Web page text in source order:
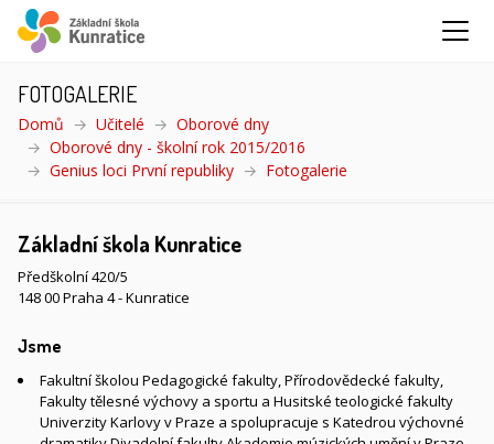
FOTOGALERIE
Domů Učitelé
Oborové dny
Oborové dny - školní rok 2015/2016
Genius loci První republiky
Fotogalerie
Základní škola Kunratice
Předškolní 420/5
148 00 Praha 4 - Kunratice
Jsme
Fakultní školou Pedagogické fakulty, Přírodovědecké fakulty,
Fakulty tělesné výchovy a sportu a Husitské teologické fakulty
Univerzity Karlovy v Praze a spolupracuje s Katedrou výchovné